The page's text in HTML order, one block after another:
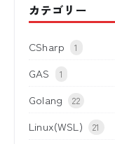
カテゴリー
CSharp 1
GAS 1
Golang 22
Linux(WSL) 21